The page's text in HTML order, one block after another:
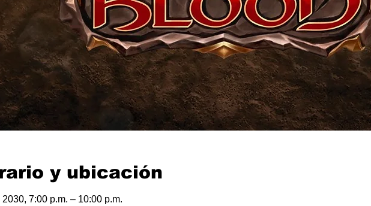
y ubicación
2030, 7:00 p.m. – 10:00 p.m.